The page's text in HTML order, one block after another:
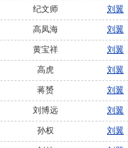
纪文师 刘翼
高凤海 刘翼
黄宝祥 刘翼
高虎 刘翼
蒋赟 刘翼
刘博远 刘翼
孙权 刘翼